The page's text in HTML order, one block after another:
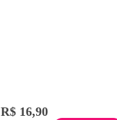
R$ 16,90